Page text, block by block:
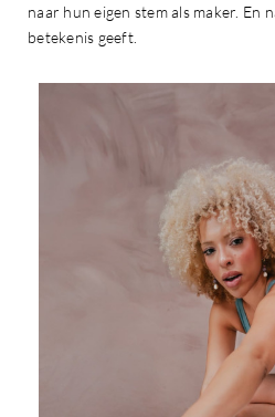
naar hun eigen stem als maker.
betekenis geeft.